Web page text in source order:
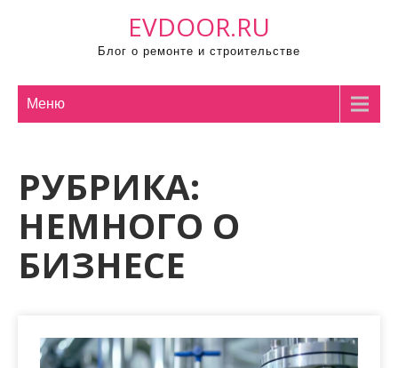
EVDOOR.RU
Блог о ремонте и строительстве
Меню
РУБРИКА:
НЕМНОГО О
БИЗНЕСЕ